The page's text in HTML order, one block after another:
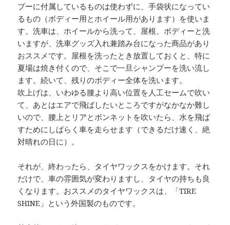
プーに付属しているものは使わずに、手袋状になってい
るもの（ボディー用とホイール用があります）を使いま
す。洗車は、ホイールから洗って、屋根、ボディーと洗
いますが、洗車グッズ入れ兼踏み台になった商品があり
おススメです。屋根を洗ったとき放置しておくと、特に
夏場は焼き付くので、そこで一旦シャンプーを洗い流し
ます。続いて、残りのボディー全体を洗います。
吹上げは、いわゆる腰より高い位置を人工セームで吹い
て、あとはエアで飛ばしたいところですがなかなか難し
いので、腰上とリアとボンネットを吹いたら、水を飛ば
すためにしばらく車を走らせます（できるだけ速く、絶
対晴れの日に）。
それが、終わったら、タイヤワックスをかけます。それ
だけで、車の雰囲気が変わりますし、タイヤの持ちも良
くなります。おススメのタイヤワックスは、「TIRE
SHINE」という外国製のものです。